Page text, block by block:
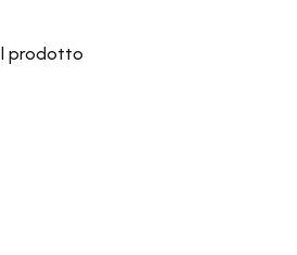
prodotto